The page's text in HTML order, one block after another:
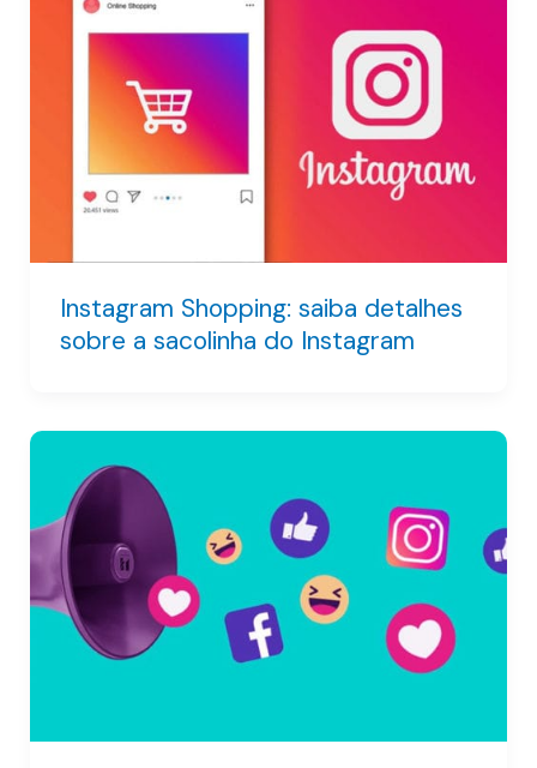
Instagram Shopping: saiba detalhes
sobre a sacolinha do Instagram